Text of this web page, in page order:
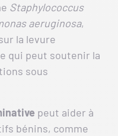
Staphylococcus
aeruginosa,
la levure
qui peut soutenir la
sous
peut aider à
bénins, comme